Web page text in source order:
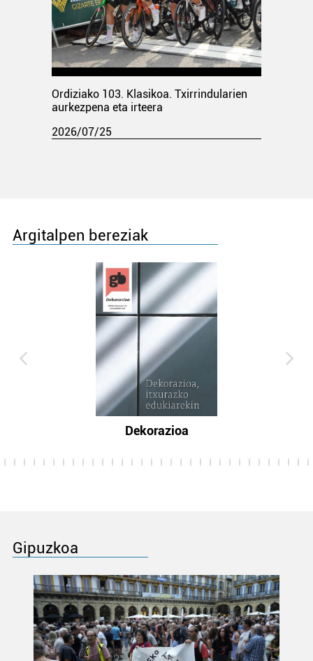
Ordiziako 103. Klasikoa. Txirrindularien
aurkezpena eta irteera
2026/07/25
Argitalpen bereziak
Dekorazioa
Gipuzkoa